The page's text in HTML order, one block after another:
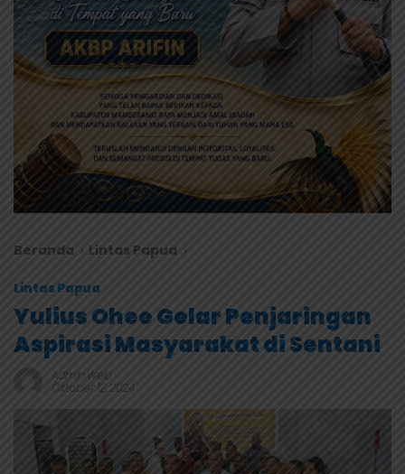
Beranda Lintas Papua
Lintas Papua
Yulius Ohee Gelar Penjaringan
Aspirasi Masyarakat di Sentani
Admin Web
Oktober 12, 2024